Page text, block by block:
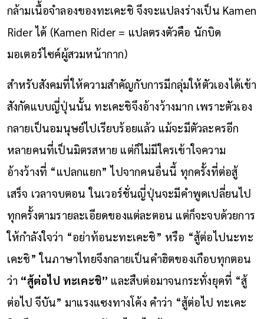
กล้ามเนื้อจำลองของทะเคะชิ จึงจะแปลงร่างเป็น Kamen
Rider ได้ (Kamen Rider = แปลตรงตัวคือ นักบิด
มอเตอร์ไซค์ผู้สวมหน้ากาก)
สำหรับสังคมที่ให้ความสำคัญกับการมีกลุ่มให้ตัวเองได้เข้า
สังกัดแบบญี่ปุ่นนั้น ทะเคะชิจึงอ้างว้างมาก เพราะตัวเอง
กลายเป็นอมนุษย์ไปเรียบร้อยแล้ว แม้จะมีตัวละครอีก
หลายคนที่เป็นมิตรสหาย แต่ก็ไม่มีใครเข้าใจความ
อ้างว้างที่ “แปลกแยก” ไปจากคนอื่นนี้ ทุกครั้งที่ต่อสู้
เสร็จ เวลาจบตอน ในเวอร์ชั่นญี่ปุ่นจะมีคำพูดเปลี่ยนไป
ทุกครั้งตามรายละเอียดของแต่ละตอน แต่ก็จะจบด้วยการ
ให้กำลังใจว่า “อย่าท้อนะทะเคะชิ” หรือ “สู้ต่อไปนะทะ
เคะชิ” ในภาษาไทยจึงกลายเป็นคำฮิตของเกือบทุกตอน
ว่า “สู้ต่อไป ทะเคะชิ” และสืบต่อมาจนกระทั่งยุคที่ “สู้
ต่อไป จีบัน” มาแรงแซงทางโค้ง คำว่า “สู้ต่อไป ทะเคะ